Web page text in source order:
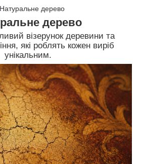
дерево
візерунок деревини та
які роблять кожен виріб
унікальним.